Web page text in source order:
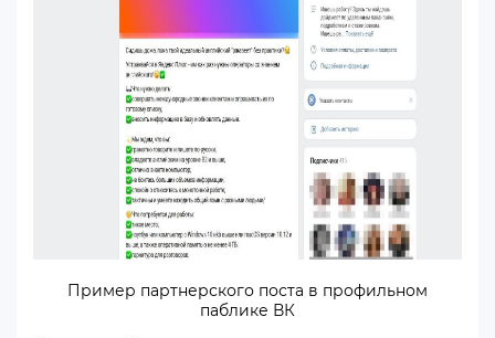
Пример партнерского поста в профильном
паблике ВК